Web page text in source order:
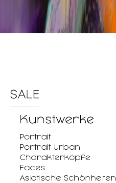
SALE
Kunstwerke
Portrait
Portrait Urban
Charakterköpfe
Faces
Asiatische Schönheiten